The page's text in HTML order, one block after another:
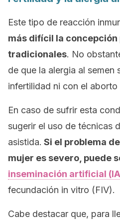
Este tipo de reacción
más difícil la concepción
tradicionales. No
de que la alergia al semen
infertilidad ni con el aborto
En caso de sufrir esta
sugerir el uso de técnicas
asistida. Si el problema
mujer es severo, puede
inseminación artificial
fecundación in vitro (FIV).
Cabe destacar que, para